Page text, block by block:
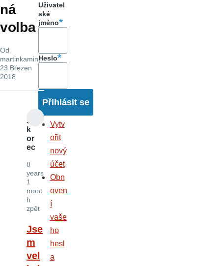
ná
volba
Od
martinkamin,
23 Březen
2018
S
k
or
ec
8
years
1
mont
h
zpět
Jse
m
vel
Uživatel
ské
jméno
Heslo
Vytv
ořit
nový
účet
Obn
oven
í
vaše
ho
hesl
a